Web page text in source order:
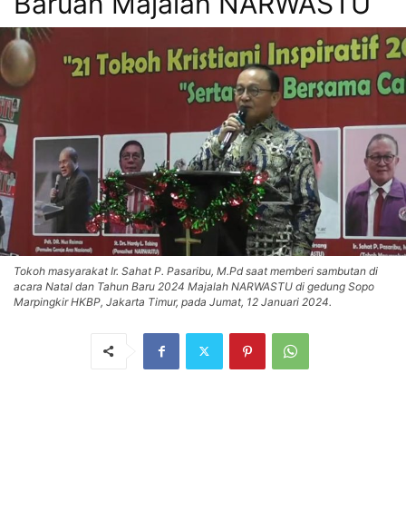
Tokoh masyarakat Ir. Sahat P. Pasaribu, M.Pd saat memberi sambutan di
acara Natal dan Tahun Baru 2024 Majalah NARWASTU di gedung Sopo
Marpingkir HKBP, Jakarta Timur, pada Jumat, 12 Januari 2024.